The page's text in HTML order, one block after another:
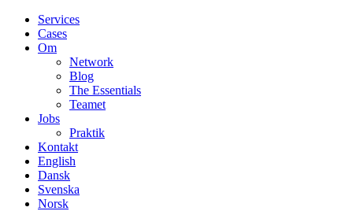
Services
Cases
Om
Network
Blog
The Essentials
Teamet
Jobs
Praktik
Kontakt
English
Dansk
Svenska
Norsk